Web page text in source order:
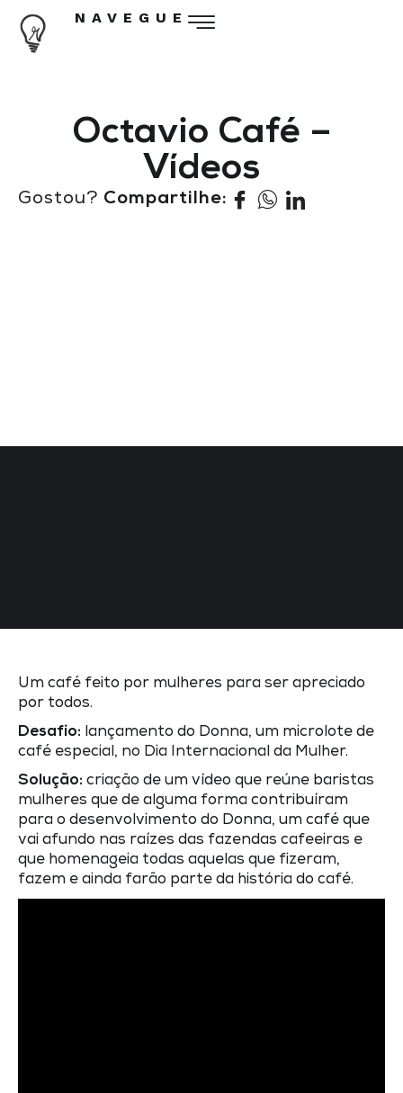
NAVEGUE
Octavio Café –
Vídeos
Gostou? Compartilhe:
Um café feito por mulheres para ser apreciado
por todos.
Desafio: lançamento do Donna, um microlote de
café especial, no Dia Internacional da Mulher.
Solução: criação de um vídeo que reúne baristas
mulheres que de alguma forma contribuíram
para o desenvolvimento do Donna, um café que
vai afundo nas raízes das fazendas cafeeiras e
que homenageia todas aquelas que fizeram,
fazem e ainda farão parte da história do café.